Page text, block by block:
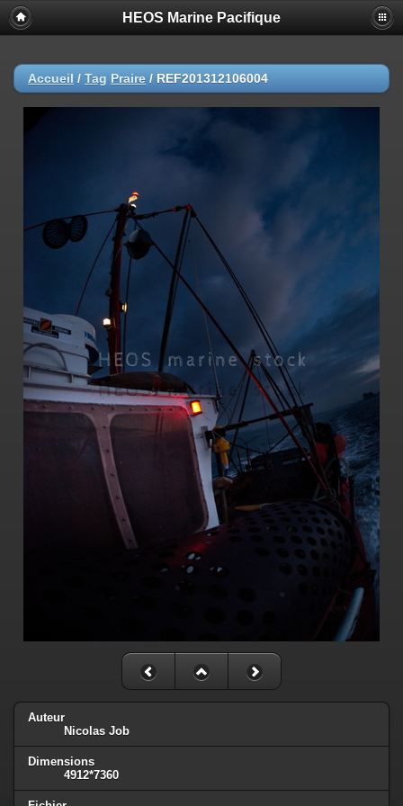
HEOS Marine Pacifique
Accueil / Tag Praire / REF201312106004
Auteur
Nicolas Job
Dimensions
4912*7360